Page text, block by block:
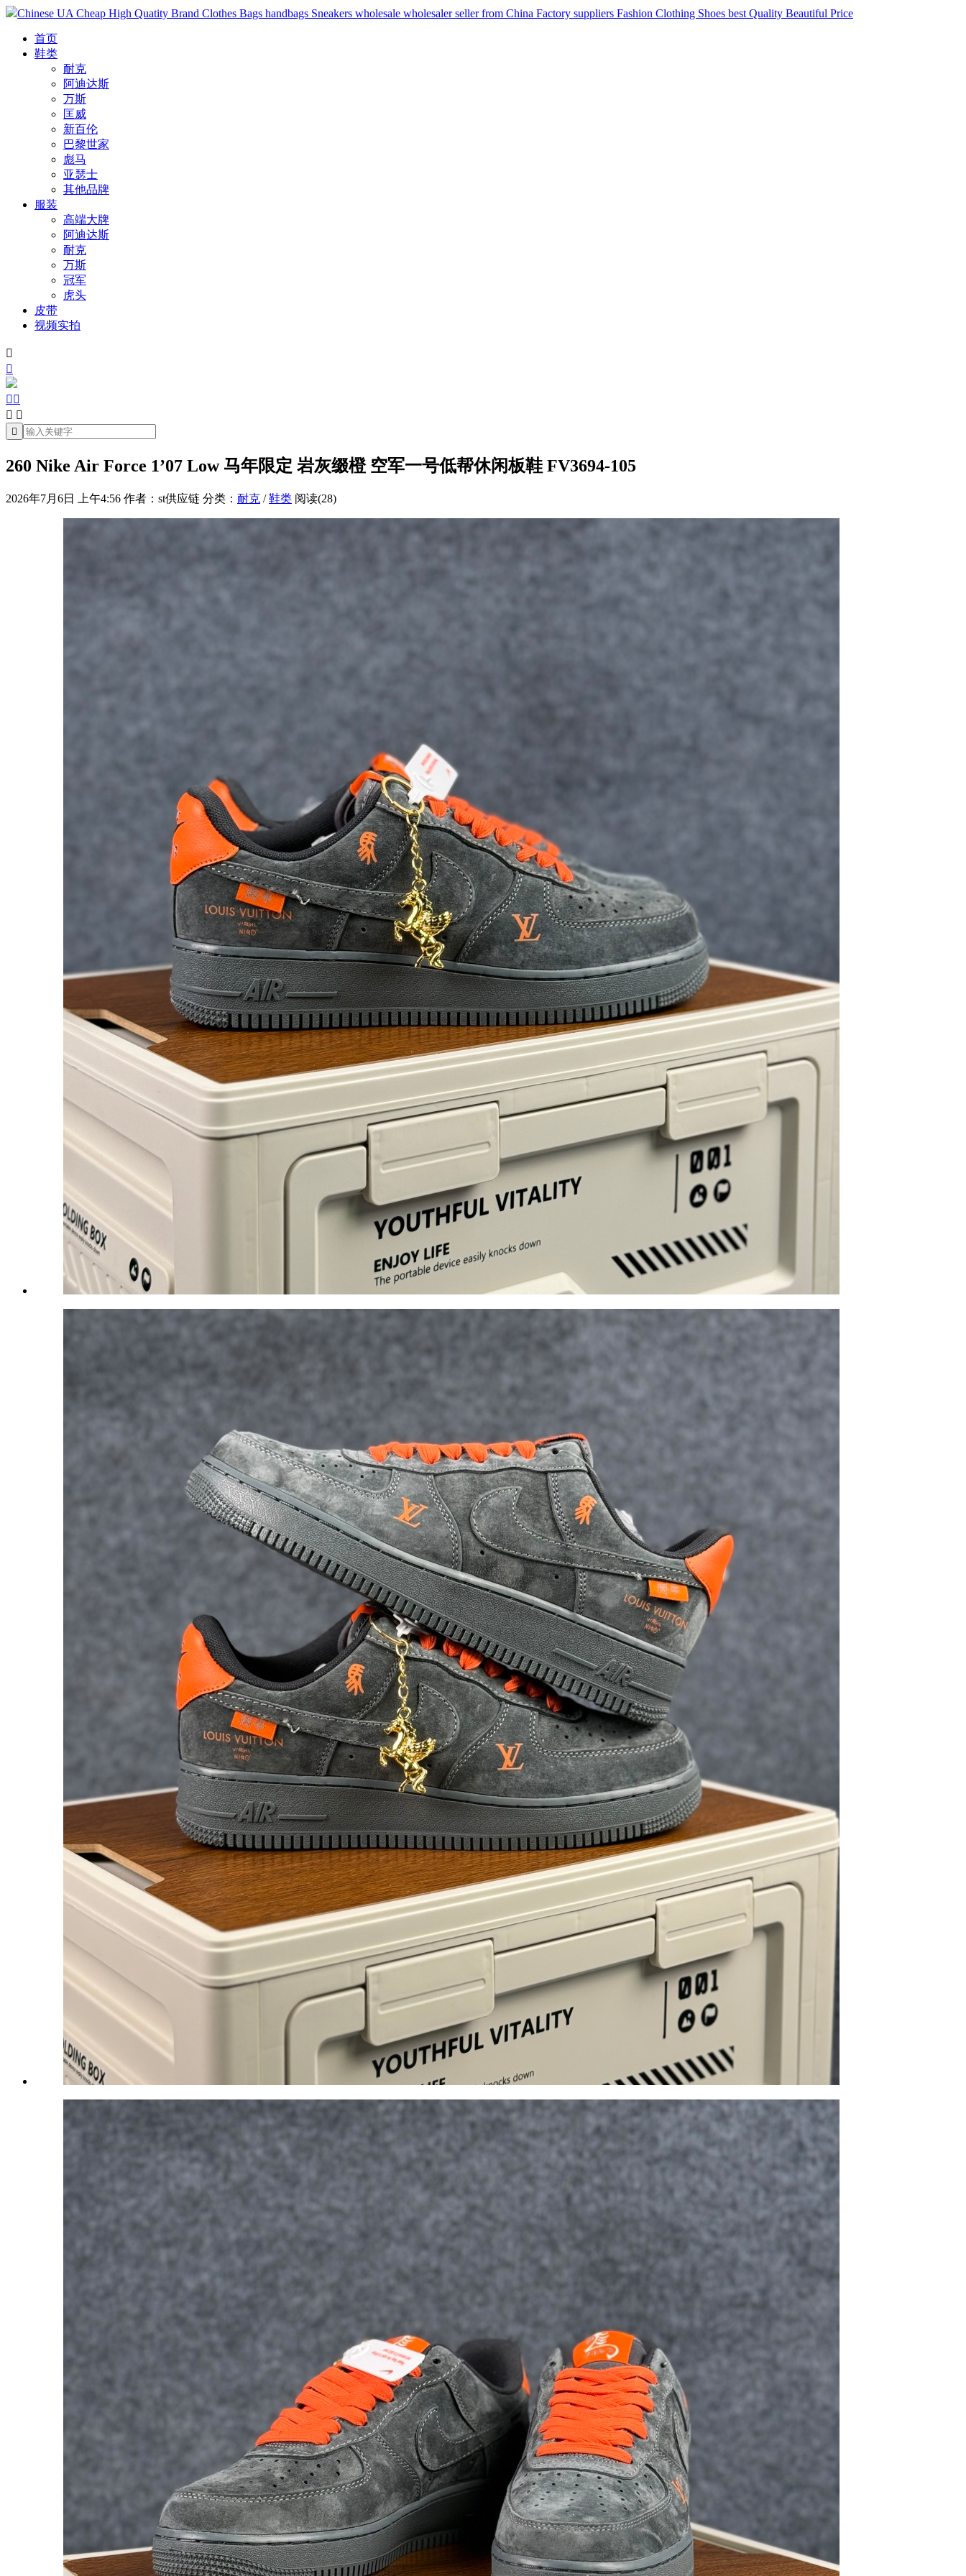
Chinese UA Cheap High Quatity Brand Clothes Bags handbags Sneakers wholesale wholesaler seller from China Factory suppliers Fashion Clothing Shoes best Quality Beautiful Price
首页
鞋类
耐克
阿迪达斯
万斯
匡威
新百伦
巴黎世家
彪马
亚瑟士
其他品牌
服装
高端大牌
阿迪达斯
耐克
万斯
冠军
虎头
皮带
视频实拍


 
 

260 Nike Air Force 1’07 Low 马年限定 岩灰缀橙 空军一号低帮休闲板鞋 FV3694-105
2026年7月6日 上午4:56 作者：st供应链 分类： 耐克 /鞋类 阅读(28)